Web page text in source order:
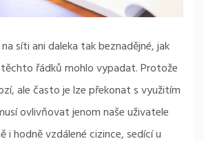
síti ani daleka tak beznadějné, jak
řádků mohlo vypadat. Protože
ale často je lze překonat s využitím
ovlivňovat jenom naše uživatele
i hodně vzdálené cizince, sedící u